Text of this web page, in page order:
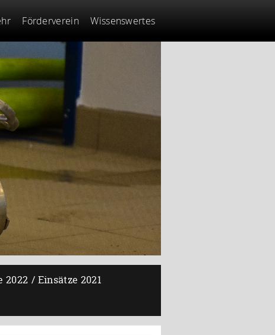
Förderverein Wissenswertes
2022
Einsätze 2021